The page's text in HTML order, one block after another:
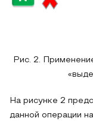
Рис. 2.
На рисунке 2
данной операции